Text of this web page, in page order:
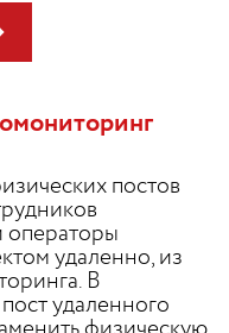
постов
операторы
удаленно, из
В
удаленного